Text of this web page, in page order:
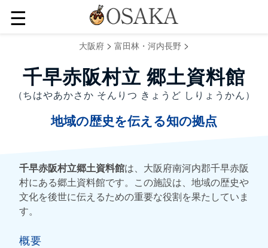
☰
大阪府 > 富田林・河内長野 >
千早赤阪村立 郷土資料館
（ちはやあかさか そんりつ きょうど しりょうかん）
地域の歴史を伝える知の拠点
千早赤阪村立郷土資料館は、大阪府南河内郡千早赤阪
村にある郷土資料館です。この施設は、地域の歴史や
文化を後世に伝えるための重要な役割を果たしていま
す。
概要